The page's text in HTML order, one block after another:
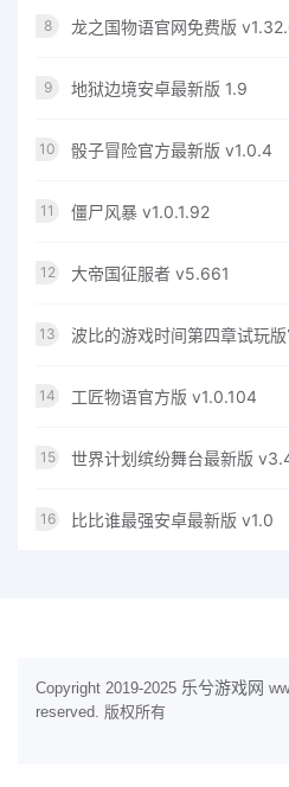
8 龙之国物语官网免费版
9 地狱边境安卓最新版 1.9
10 骰子冒险官方最新版 v1.0.4
11 僵尸风暴 v1.0.1.92
12 大帝国征服者 v5.661
13
14 工匠物语官方版 v1.0.104
15 世界计划缤纷舞台最新版
16 比比谁最强安卓最新版 v1.0
Copyright 2019-2025 乐兮游戏网
reserved. 版权所有